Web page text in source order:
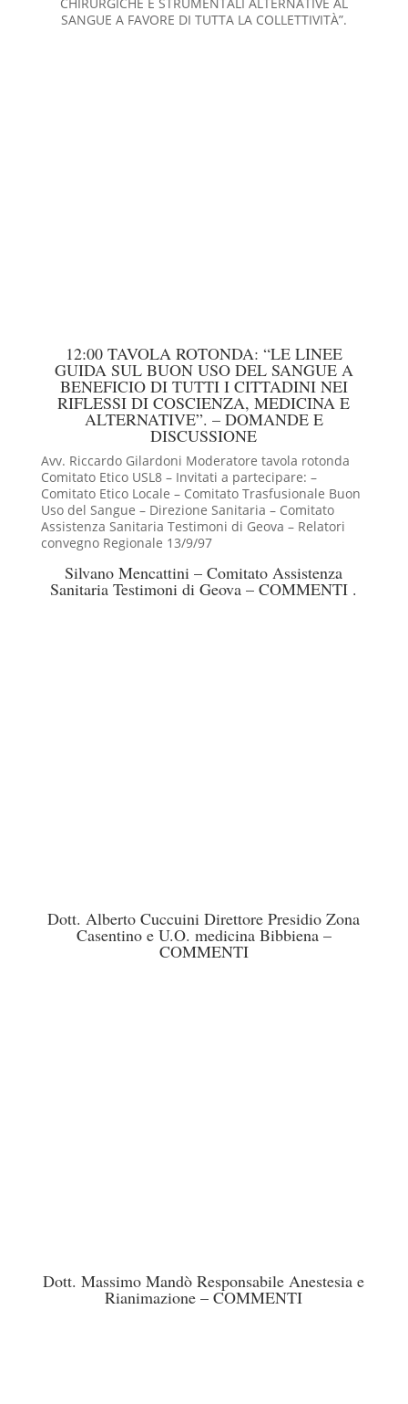
SANGUE A FAVORE DI TUTTA LA COLLETTIVITÀ”.
12:00 TAVOLA ROTONDA: “LE LINEE
GUIDA SUL BUON USO DEL SANGUE A
BENEFICIO DI TUTTI I CITTADINI NEI
RIFLESSI DI COSCIENZA, MEDICINA E
ALTERNATIVE”. – DOMANDE E
DISCUSSIONE
Avv. Riccardo Gilardoni Moderatore tavola rotonda
Comitato Etico USL8 – Invitati a partecipare: –
Comitato Etico Locale – Comitato Trasfusionale Buon
Uso del Sangue – Direzione Sanitaria – Comitato
Assistenza Sanitaria Testimoni di Geova – Relatori
convegno Regionale 13/9/97
Silvano Mencattini – Comitato Assistenza
Sanitaria Testimoni di Geova – COMMENTI .
Dott. Alberto Cuccuini Direttore Presidio Zona
Casentino e U.O. medicina Bibbiena –
COMMENTI
Dott. Massimo Mandò Responsabile Anestesia e
Rianimazione – COMMENTI